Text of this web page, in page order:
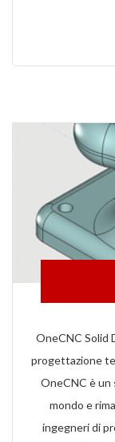
OneCNC Solid
progettazione
OneCNC è
mondo e
ingegneri di